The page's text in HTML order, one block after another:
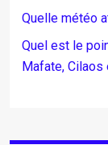
Quelle météo
Quel est le
Mafate, Cilaos